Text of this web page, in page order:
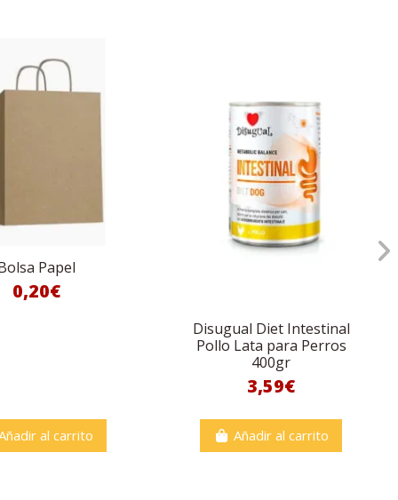
Papel
0,20€
al carrito
Disugual Diet Intestinal
Pollo Lata para Perros
400gr
3,59€
Añadir al carrito